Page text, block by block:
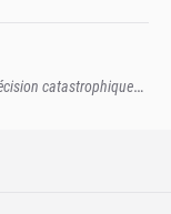
catastrophique